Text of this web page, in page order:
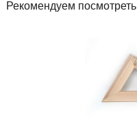
Рекомендуем посмотреть